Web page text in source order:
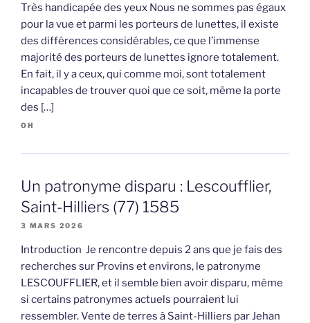
Très handicapée des yeux Nous ne sommes pas égaux
pour la vue et parmi les porteurs de lunettes, il existe
des différences considérables, ce que l’immense
majorité des porteurs de lunettes ignore totalement.
En fait, il y a ceux, qui comme moi, sont totalement
incapables de trouver quoi que ce soit, même la porte
des […]
OH
Un patronyme disparu : Lescoufflier,
Saint-Hilliers (77) 1585
3 MARS 2026
Introduction Je rencontre depuis 2 ans que je fais des
recherches sur Provins et environs, le patronyme
LESCOUFFLIER, et il semble bien avoir disparu, même
si certains patronymes actuels pourraient lui
ressembler. Vente de terres à Saint-Hilliers par Jehan